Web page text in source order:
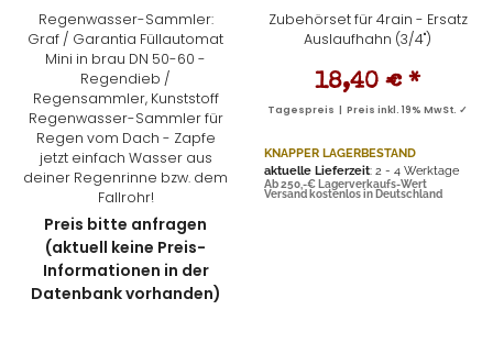
Regenwasser-Sammler:
Graf / Garantia Füllautomat
Mini in brau DN 50-60 -
Regendieb /
Regensammler, Kunststoff
Regenwasser-Sammler für
Regen vom Dach - Zapfe
jetzt einfach Wasser aus
deiner Regenrinne bzw. dem
Fallrohr!
Preis bitte anfragen
(aktuell keine Preis-
Informationen in der
Datenbank vorhanden)
Zubehörset für 4rain - Ersatz
Auslaufhahn (3/4")
18,40 € *
Tagespreis | Preis inkl. 19% MwSt. ✓
KNAPPER LAGERBESTAND
aktuelle Lieferzeit: 2 - 4 Werktage
Ab 250,-€ Lagerverkaufs-Wert
Versand kostenlos in Deutschland